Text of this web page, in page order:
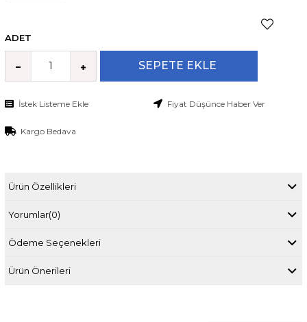
ADET
İstek Listeme Ekle Fiyat Düşünce Haber Ver
Kargo Bedava
Ürün Özellikleri
Yorumlar(0)
Ödeme Seçenekleri
Ürün Önerileri